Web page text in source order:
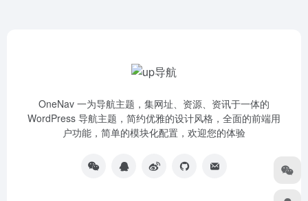
OneNav 一为导航主题，集网址、资源、资讯于一体的
WordPress 导航主题，简约优雅的设计风格，全面的前端用
户功能，简单的模块化配置，欢迎您的体验